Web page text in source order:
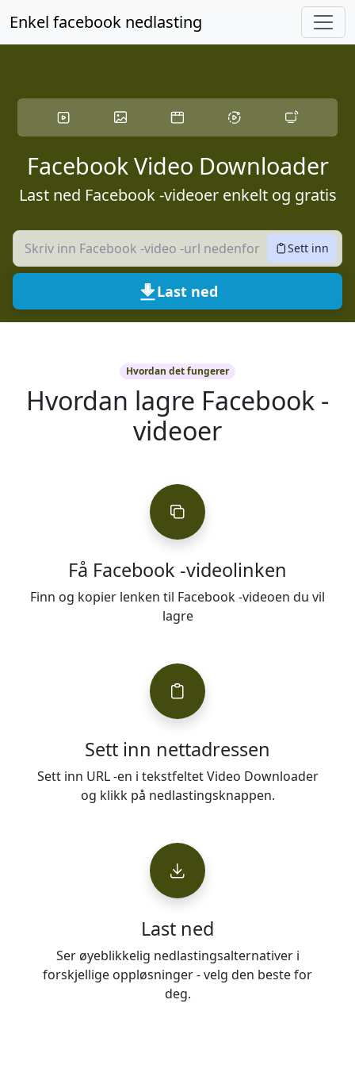
Enkel facebook nedlasting
Facebook Video Downloader
Last ned Facebook -videoer enkelt og gratis
Sett inn
Last ned
Hvordan det fungerer
Hvordan lagre Facebook -
videoer
Få Facebook -videolinken
Finn og kopier lenken til Facebook -videoen du vil
lagre
Sett inn nettadressen
Sett inn URL -en i tekstfeltet Video Downloader
og klikk på nedlastingsknappen.
Last ned
Ser øyeblikkelig nedlastingsalternativer i
forskjellige oppløsninger - velg den beste for
deg.